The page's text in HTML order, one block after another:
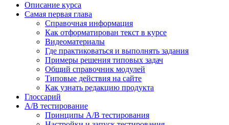
Описание курса
Самая первая глава
Справочная информация
Как отформатирован текст в курсе
Видеоматериалы
Где практиковаться и выполнять задания
Примеры решения типовых задач
Общий справочник модулей
Типовые действия на сайте
Как узнать редакцию продукта
Глоссарий
A/B тестирование
Принципы A/B тестирования